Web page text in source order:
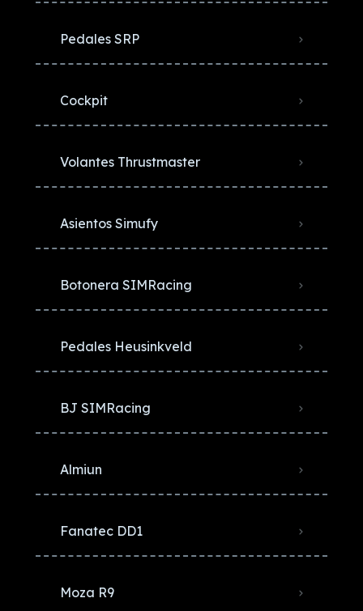
Pedales SRP
Cockpit
Volantes Thrustmaster
Asientos Simufy
Botonera SIMRacing
Pedales Heusinkveld
BJ SIMRacing
Almiun
Fanatec DD1
Moza R9